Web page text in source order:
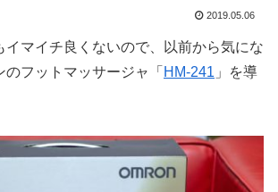
2019.05.06
イマイチ良くないので、以前から気にな
のフットマッサージャ「 HM-241 」を導